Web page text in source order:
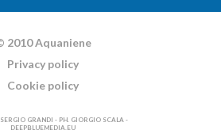
2010 Aquaniene
Privacy policy
Cookie policy
GRANDI - PH. GIORGIO SCALA -
DEEPBLUEMEDIA.EU